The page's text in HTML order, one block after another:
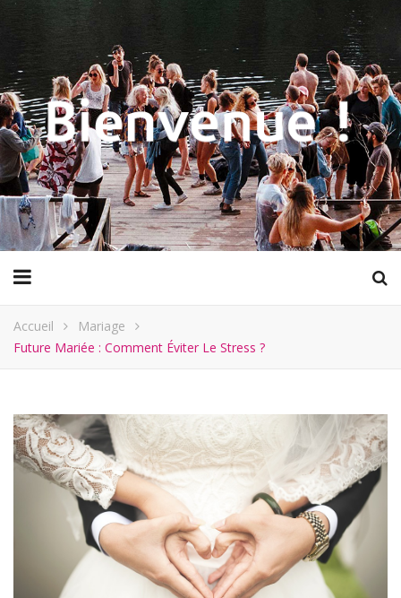
Accueil
Mariage
Future Mariée : Comment Éviter Le Stress ?